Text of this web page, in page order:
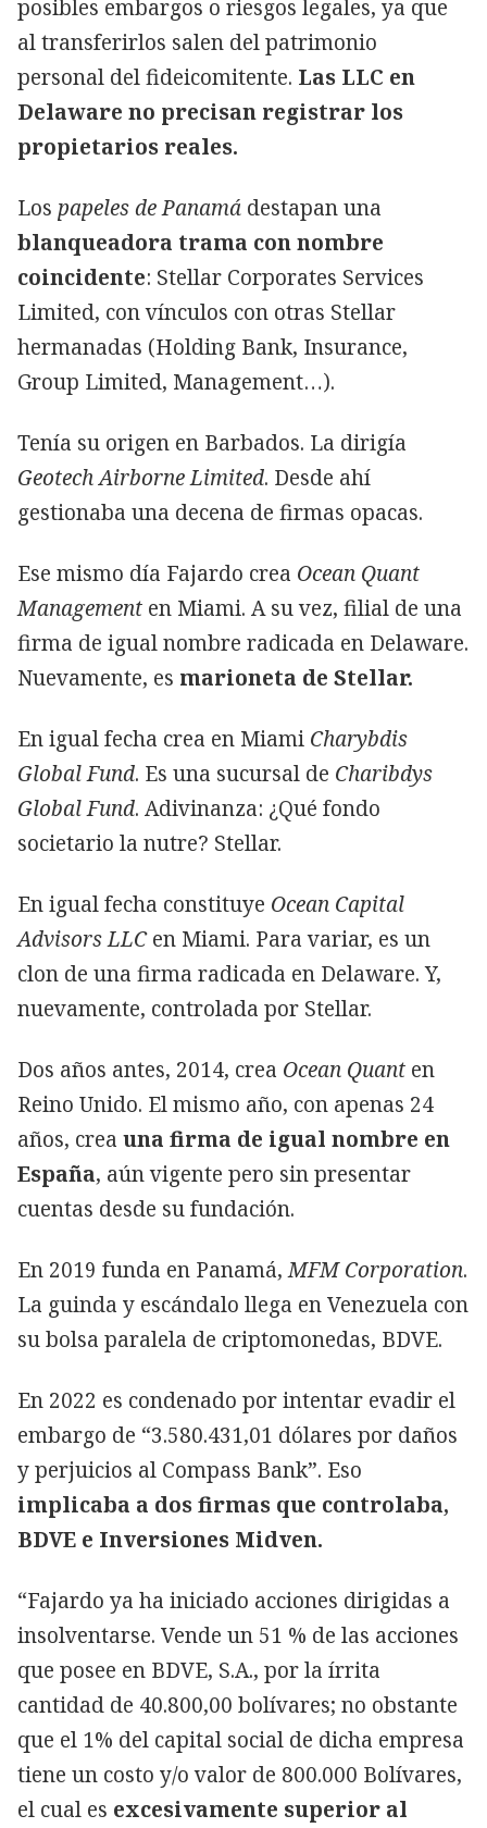
posibles embargos o riesgos legales, ya que
al transferirlos salen del patrimonio
personal del fideicomitente. Las LLC en
Delaware no precisan registrar los
propietarios reales.
Los papeles de Panamá destapan una
blanqueadora trama con nombre
coincidente: Stellar Corporates Services
Limited, con vínculos con otras Stellar
hermanadas (Holding Bank, Insurance,
Group Limited, Management…).
Tenía su origen en Barbados. La dirigía
Geotech Airborne Limited. Desde ahí
gestionaba una decena de firmas opacas.
Ese mismo día Fajardo crea Ocean Quant
Management en Miami. A su vez, filial de una
firma de igual nombre radicada en Delaware.
Nuevamente, es marioneta de Stellar.
En igual fecha crea en Miami Charybdis
Global Fund. Es una sucursal de Charibdys
Global Fund. Adivinanza: ¿Qué fondo
societario la nutre? Stellar.
En igual fecha constituye Ocean Capital
Advisors LLCen Miami. Para variar, es un
clon de una firma radicada en Delaware. Y,
nuevamente, controlada por Stellar.
Dos años antes, 2014, crea Ocean Quant en
Reino Unido. El mismo año, con apenas 24
años, crea una firma de igual nombre en
España, aún vigente pero sin presentar
cuentas desde su fundación.
En 2019 funda en Panamá,MFM Corporation.
La guinda y escándalo llega en Venezuela con
su bolsa paralela de criptomonedas, BDVE.
En 2022 es condenado por intentar evadir el
embargo de “3.580.431,01 dólares por daños
y perjuicios al Compass Bank”. Eso
implicaba a dos firmas que controlaba,
BDVE e Inversiones Midven.
“Fajardo ya ha iniciado acciones dirigidas a
insolventarse. Vende un 51 % de las acciones
que posee en BDVE, S.A., por la írrita
cantidad de 40.800,00 bolívares; no obstante
que el 1% del capital social de dicha empresa
tiene un costo y/o valor de 800.000 Bolívares,
el cual es excesivamente superior al